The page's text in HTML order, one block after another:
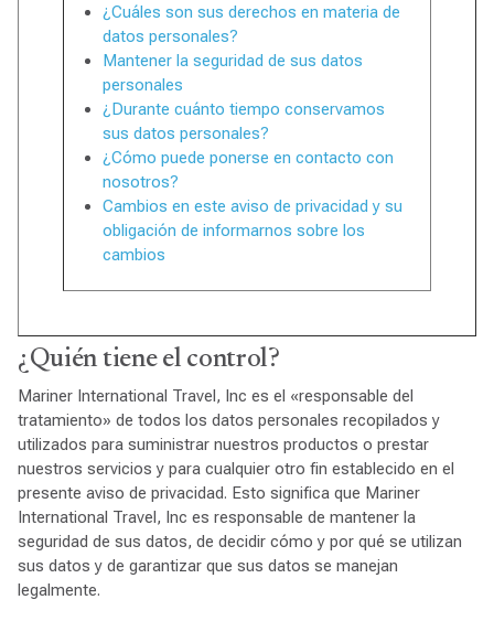
¿Cuáles son sus derechos en materia de
datos personales?
Mantener la seguridad de sus datos
personales
¿Durante cuánto tiempo conservamos
sus datos personales?
¿Cómo puede ponerse en contacto con
nosotros?
Cambios en este aviso de privacidad y su
obligación de informarnos sobre los
cambios
¿Quién tiene el control?
Mariner International Travel, Inc es el «responsable del
tratamiento» de todos los datos personales recopilados y
utilizados para suministrar nuestros productos o prestar
nuestros servicios y para cualquier otro fin establecido en el
presente aviso de privacidad. Esto significa que Mariner
International Travel, Inc es responsable de mantener la
seguridad de sus datos, de decidir cómo y por qué se utilizan
sus datos y de garantizar que sus datos se manejan
legalmente.